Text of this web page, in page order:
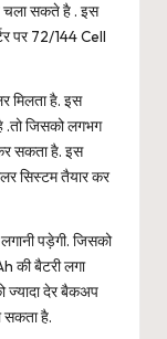
चला सकते है . इस
पर 72/144 Cell
मिलता है. इस
जिसको लगभग
सकता है. इस
सिस्टम तैयार कर
पड़ेगी. जिसको
की बैटरी लगा
ज्यादा देर बैकअप
सकता है.